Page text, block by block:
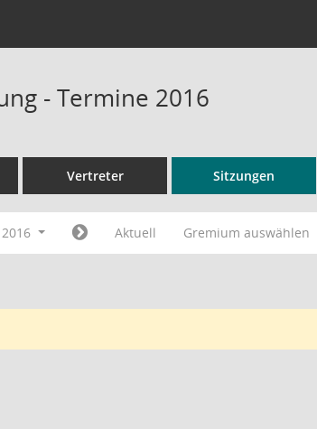
- Termine 2016
Vertreter Sitzungen
2016 Aktuell Gremium auswählen